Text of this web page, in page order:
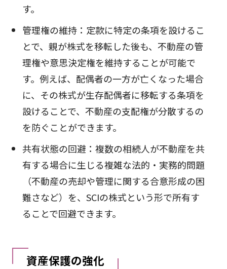
す。
管理権の維持：定款に特定の条項を設けるこ
とで、親が株式を移転した後も、不動産の管
理権や意思決定権を維持することが可能で
す。例えば、配偶者の一方が亡くなった場合
に、その株式が生存配偶者に移転する条項を
設けることで、不動産の支配権が分散するの
を防ぐことができます。
共有状態の回避：複数の相続人が不動産を共
有する場合に生じる複雑な法的・実務的問題
（不動産の売却や管理に関する合意形成の困
難さなど）を、SCIの株式という形で所有す
ることで回避できます。
資産保護の強化